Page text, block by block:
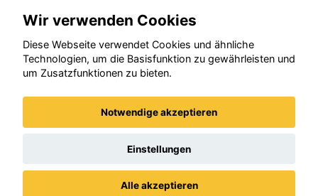
Weitere Informationen zum offiziellen Kraftstoff- und
Stromverbrauch und den offiziellen spezifischen CO2-
Emissionen neuer Personenkraftwagen können dem
'Leitfaden über den Kraftstoffverbrauch und die CO2-
Emissionen neuer Personenkraftwagen' entnommen
werden, der an allen Verkaufsstellen und bei der DAT
Deutsche Automobil Treuhand GmbH , Helmuth-Hirth-
Straße 1, D-73760 Ostfildern unentgeltlich erhältlich ist.
Wir verwenden Cookies
Diese Webseite verwendet Cookies und ähnliche
Technologien, um die Basisfunktion zu gewährleisten und
um Zusatzfunktionen zu bieten.
Notwendige akzeptieren
Einstellungen
Alle akzeptieren